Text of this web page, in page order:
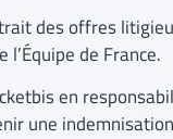
des offres
de France.
en
une